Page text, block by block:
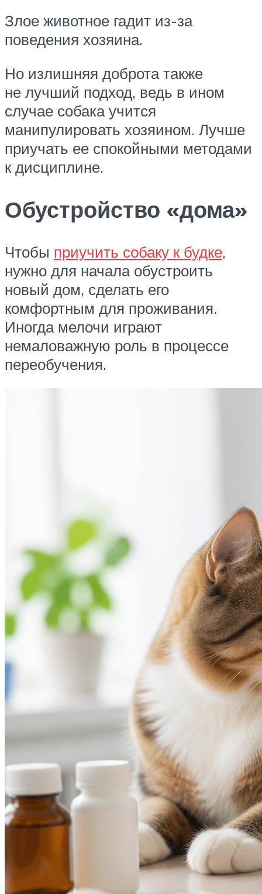
Злое животное гадит из-за
поведения хозяина.
Но излишняя доброта также
не лучший подход, ведь в ином
случае собака учится
манипулировать хозяином. Лучше
приучать ее спокойными методами
к дисциплине.
Обустройство «дома»
Чтобы приучить собаку к будке,
нужно для начала обустроить
новый дом, сделать его
комфортным для проживания.
Иногда мелочи играют
немаловажную роль в процессе
переобучения.